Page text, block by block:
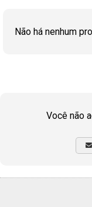
Não há nenhum
Você não